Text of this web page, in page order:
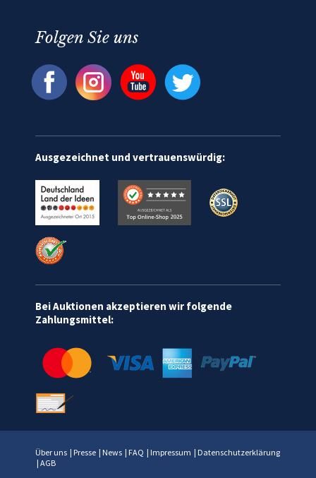
Folgen Sie uns
Ausgezeichnet und vertrauenswürdig:
Bei Auktionen akzeptieren wir folgende
Zahlungsmittel:
Über uns | Presse | News | FAQ | Impressum | Datenschutzerklärung
| AGB